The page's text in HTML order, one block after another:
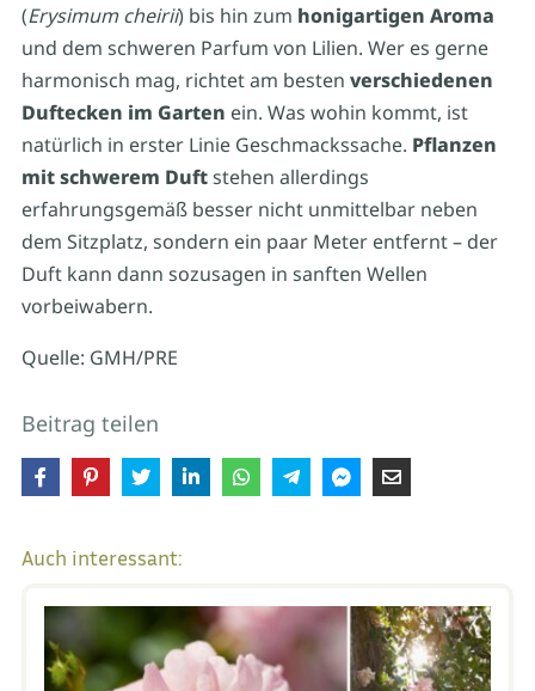
(Erysimum cheirii) bis hin zum honigartigen Aroma
und dem schweren Parfum von Lilien. Wer es gerne
harmonisch mag, richtet am besten verschiedenen
Duftecken im Garten ein. Was wohin kommt, ist
natürlich in erster Linie Geschmackssache. Pflanzen
mit schwerem Duftstehen allerdings
erfahrungsgemäß besser nicht unmittelbar neben
dem Sitzplatz, sondern ein paar Meter entfernt – der
Duft kann dann sozusagen in sanften Wellen
vorbeiwabern.
Quelle: GMH/PRE
Beitrag teilen
Auch interessant: